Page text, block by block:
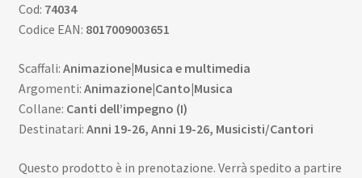
Cod: 74034
Codice EAN: 8017009003651
Scaffali: Animazione|Musica e multimedia
Argomenti: Animazione|Canto|Musica
Collane: Canti dell’impegno (I)
Destinatari: Anni 19-26, Anni 19-26, Musicisti/Cantori
Questo prodotto è in prenotazione. Verrà spedito a partire